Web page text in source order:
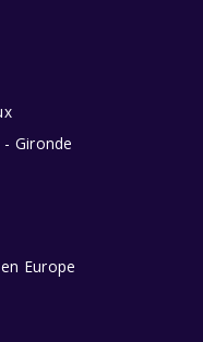
Gironde
Europe